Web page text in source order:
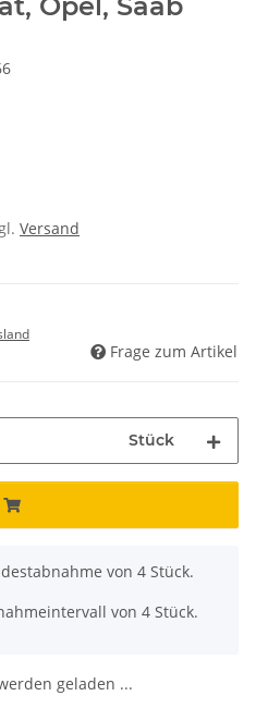
Versand
Frage zum Artikel
Stück
von 4 Stück.
von 4 Stück.
geladen ...